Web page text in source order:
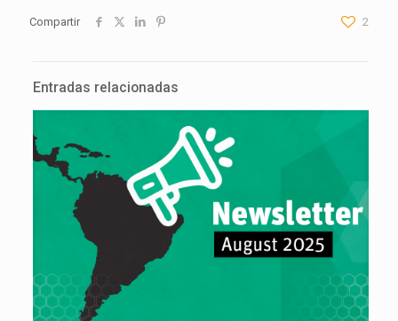
Compartir 2
Entradas relacionadas